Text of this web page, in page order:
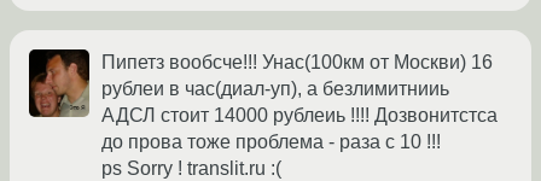
Пипетз вообсче!!! Унас(100км от Москви) 16
рублеи в час(диал-уп), а безлимитнииь
АДСЛ стоит 14000 рублеиь !!!! Дозвонитстса
до прова тоже проблема - раза с 10 !!!
ps Sorry ! translit.ru :(